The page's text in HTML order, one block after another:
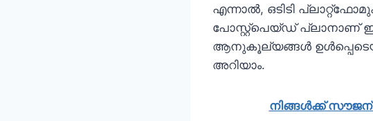
എന്നാൽ, ഒടിടി
പോസ്റ്റ്പെയ്ഡ് പ്ലാനാണ്
ആനുകൂല്യങ്ങൾ
അറിയാം.
നിങ്ങൾക്ക്